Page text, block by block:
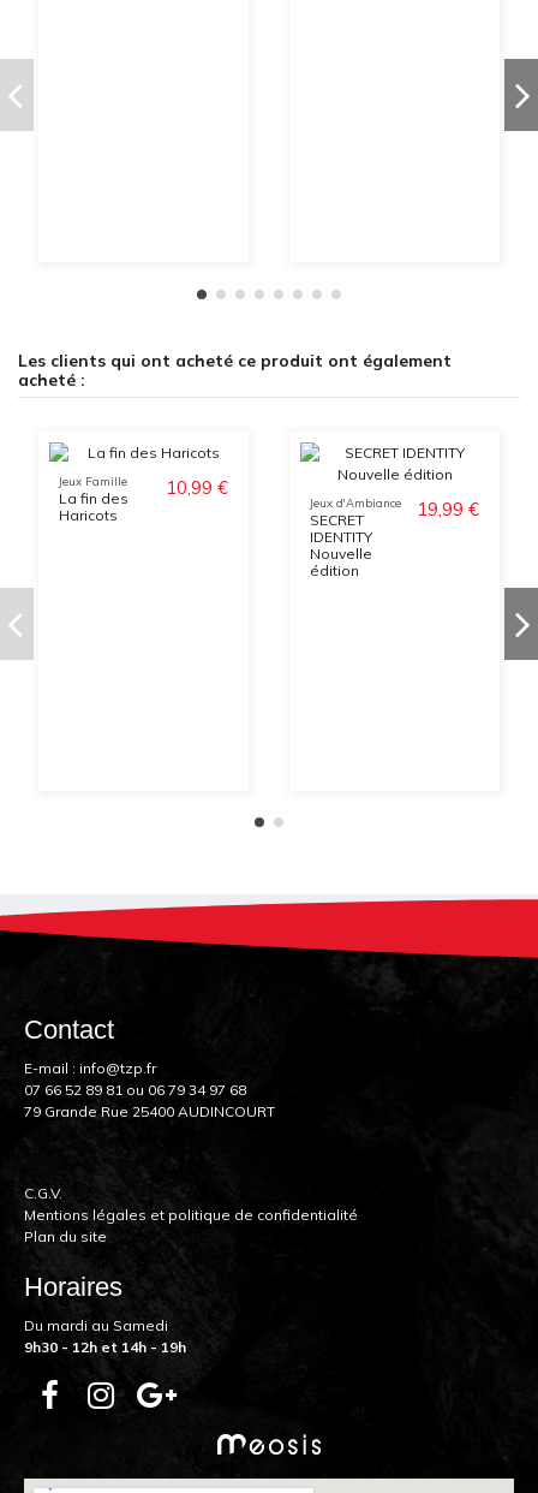
Les clients qui ont acheté ce produit ont également
acheté :
Jeux Famille
La fin des
Haricots
10,99 €
Jeux d'Ambiance
SECRET
IDENTITY
Nouvelle
édition
19,99 €
Contact
E-mail : info@tzp.fr
07 66 52 89 81 ou 06 79 34 97 68
79 Grande Rue 25400 AUDINCOURT
C.G.V.
Mentions légales et politique de confidentialité
Plan du site
Horaires
Du mardi au Samedi
9h30 - 12h et 14h - 19h